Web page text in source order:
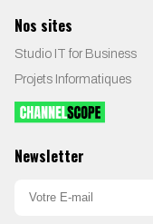
Nos sites
Studio IT for Business
Projets Informatiques
Newsletter